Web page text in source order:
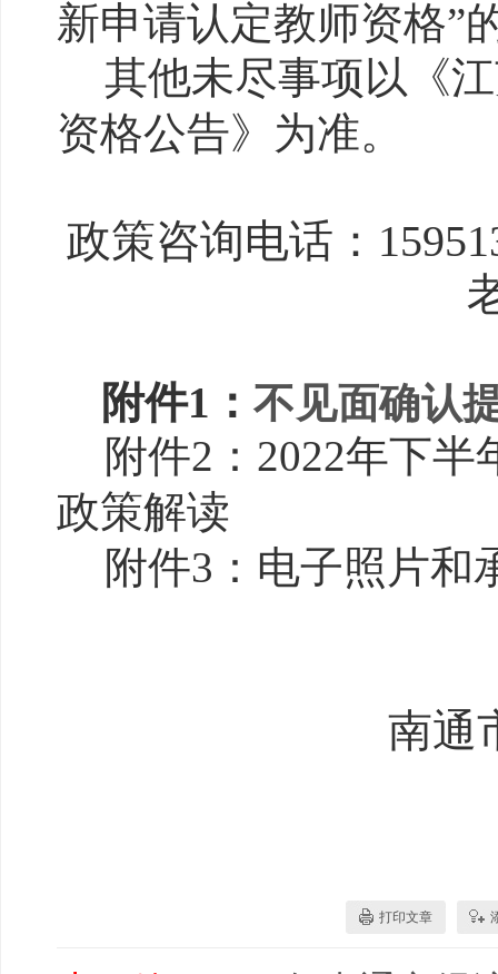
新申请认定教师资格”
其他未尽事项以《
资格公告》为准。
政策咨询电话：
附件1：不见面确认
附件2： 2022年下半
政策解读
附件3：电子照片和
南通
打印文章